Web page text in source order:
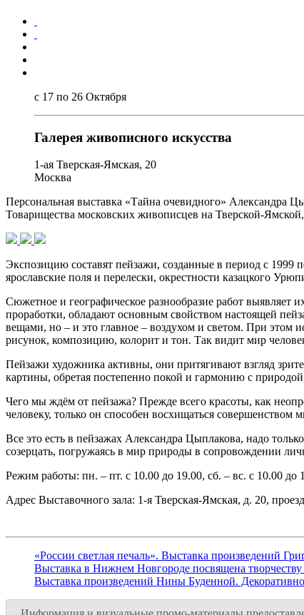
с 17 по 26 Октября
Галерея живописного искусства
1-ая Тверская-Ямская, 20
Москва
Персональная выставка «Тайна очевидного» Александра
Товарищества московских живописцев на Тверской-
Экспозицию составят пейзажи, созданные в период с
ярославские поля и перелески, окрестности казацкого
Сюжетное и географическое разнообразие работ выявляет
проработки, обладают основным свойством настоящей
вещами, но – и это главное – воздухом и светом. При этом
рисунок, композицию, колорит и тон. Так видит мир
Пейзажи художника активны, они притягивают взгляд
картины, обретая постепенно покой и гармонию с
Чего мы ждём от пейзажа? Прежде всего красоты, как
человеку, только он способен восхищаться
Все это есть в пейзажах Александра Цыплакова, надо
созерцать, погружаясь в мир природы в сопровождении
Режим работы: пн. – пт. с 10.00 до 19.00, сб. – вс. с 10.00 до
Адрес Выставочного зала: 1-я Тверская-Ямская, д. 20,
«России светлая печаль». Выставка произведений
Выставка в Нижнем Новгороде посвящена
Выставка произведений Нины Буденной.